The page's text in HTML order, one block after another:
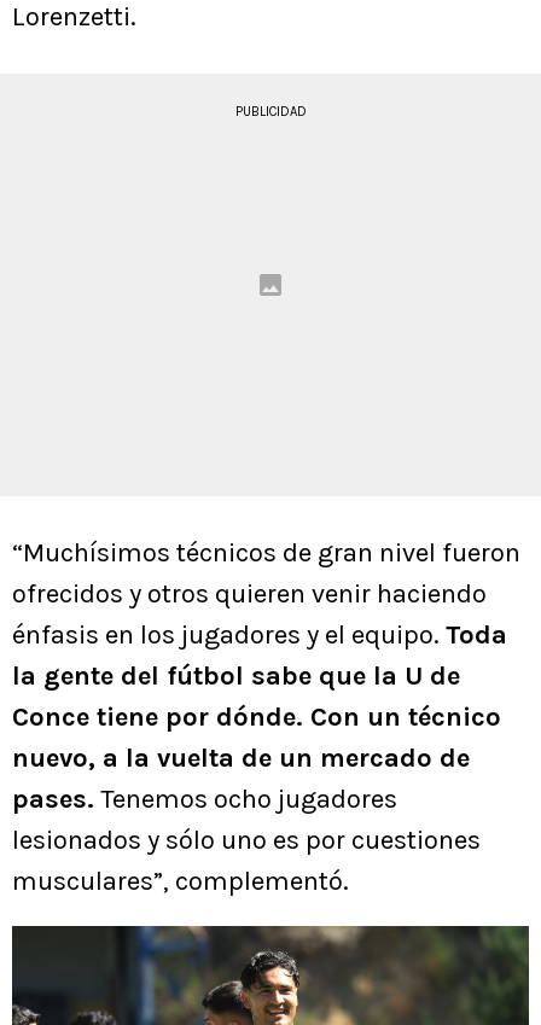
Lorenzetti.
PUBLICIDAD
“Muchísimos técnicos de gran nivel fueron
ofrecidos y otros quieren venir haciendo
énfasis en los jugadores y el equipo. Toda
la gente del fútbol sabe que la U de
Conce tiene por dónde. Con un técnico
nuevo, a la vuelta de un mercado de
pases. Tenemos ocho jugadores
lesionados y sólo uno es por cuestiones
musculares”, complementó.